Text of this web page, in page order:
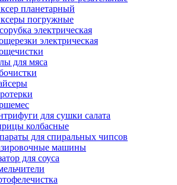
планетарный
погружные
электрическая
электрическая
для мяса
для сушки салата
колбасные
для спиральных чипсов
машины
для соуса